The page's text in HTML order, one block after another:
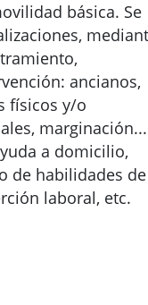
básica. Se
ancianos,
físicos y/o
marginación...
a domicilio,
de habilidades de
laboral, etc.